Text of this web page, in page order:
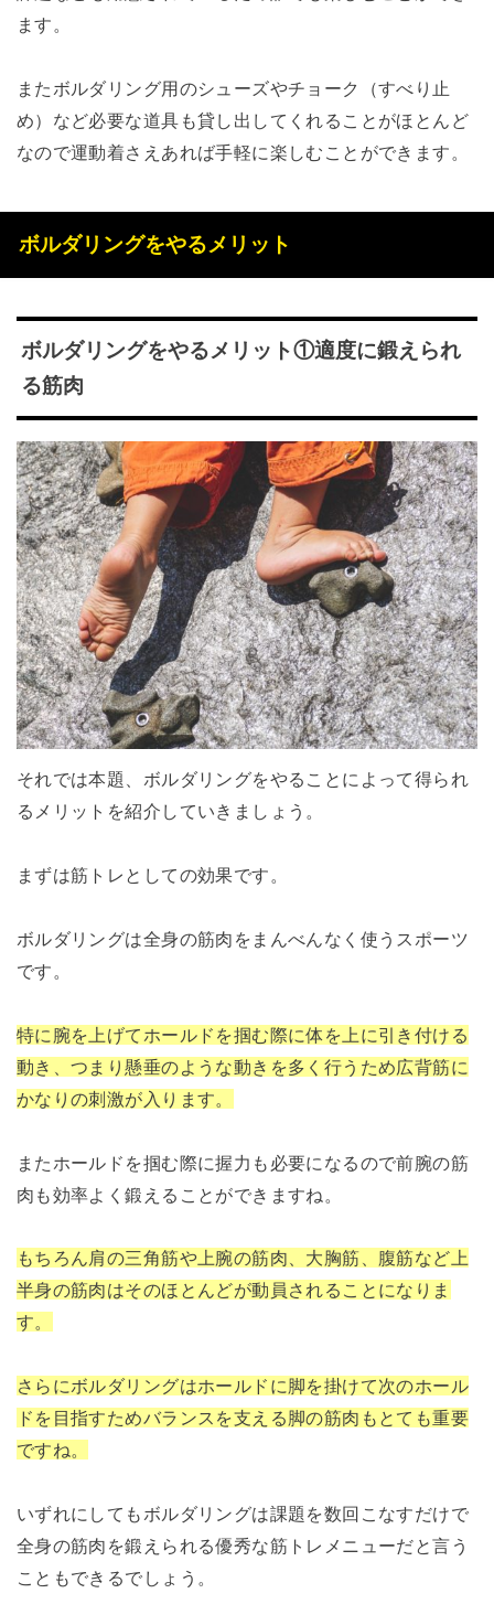
ます。
またボルダリング用のシューズやチョーク（すべり止
め）など必要な道具も貸し出してくれることがほとんど
なので運動着さえあれば手軽に楽しむことができます。
ボルダリングをやるメリット
ボルダリングをやるメリット①適度に鍛えられ
る筋肉
それでは本題、ボルダリングをやることによって得られ
るメリットを紹介していきましょう。
まずは筋トレとしての効果です。
ボルダリングは全身の筋肉をまんべんなく使うスポーツ
です。
特に腕を上げてホールドを掴む際に体を上に引き付ける
動き、つまり懸垂のような動きを多く行うため広背筋に
かなりの刺激が入ります。
またホールドを掴む際に握力も必要になるので前腕の筋
肉も効率よく鍛えることができますね。
もちろん肩の三角筋や上腕の筋肉、大胸筋、腹筋など上
半身の筋肉はそのほとんどが動員されることになりま
す。
さらにボルダリングはホールドに脚を掛けて次のホール
ドを目指すためバランスを支える脚の筋肉もとても重要
ですね。
いずれにしてもボルダリングは課題を数回こなすだけで
全身の筋肉を鍛えられる優秀な筋トレメニューだと言う
こともできるでしょう。